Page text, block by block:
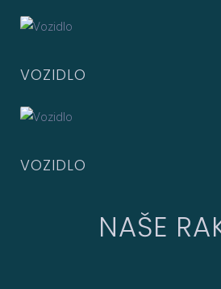
VOZIDLO
VOZIDLO
NAŠE